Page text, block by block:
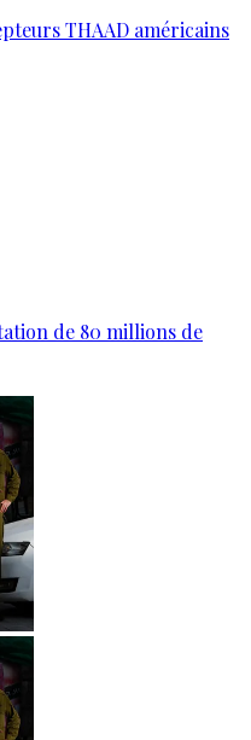
THAAD américains
de 80 millions de